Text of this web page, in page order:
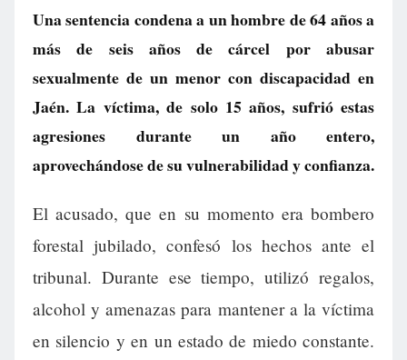
Una sentencia condena a un hombre de 64 años a
más de seis años de cárcel por abusar
sexualmente de un menor con discapacidad en
Jaén. La víctima, de solo 15 años, sufrió estas
agresiones durante un año entero,
aprovechándose de su vulnerabilidad y confianza.
El acusado, que en su momento era bombero
forestal jubilado, confesó los hechos ante el
tribunal. Durante ese tiempo, utilizó regalos,
alcohol y amenazas para mantener a la víctima
en silencio y en un estado de miedo constante.